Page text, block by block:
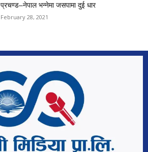
प्रचण्ड–नेपाल भन्नेमा जसपामा दुई धार
February 28, 2021